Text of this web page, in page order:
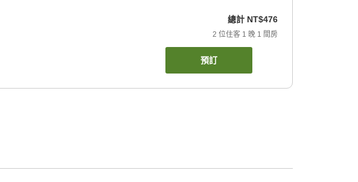
總計 NT$476
2 位住客 1 晚 1 間房
預訂